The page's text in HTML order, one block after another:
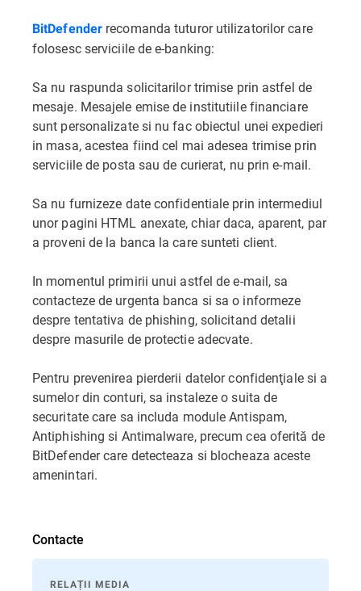
BitDefender recomanda tuturor utilizatorilor care
folosesc serviciile de e-banking:
Sa nu raspunda solicitarilor trimise prin astfel de
mesaje. Mesajele emise de institutiile financiare
sunt personalizate si nu fac obiectul unei expedieri
in masa, acestea fiind cel mai adesea trimise prin
serviciile de posta sau de curierat, nu prin e-mail.
Sa nu furnizeze date confidentiale prin intermediul
unor pagini HTML anexate, chiar daca, aparent, par
a proveni de la banca la care sunteti client.
In momentul primirii unui astfel de e-mail, sa
contacteze de urgenta banca si sa o informeze
despre tentativa de phishing, solicitand detalii
despre masurile de protectie adecvate.
Pentru prevenirea pierderii datelor confidenţiale si a
sumelor din conturi, sa instaleze o suita de
securitate care sa includa module Antispam,
Antiphishing si Antimalware, precum cea oferită de
BitDefender care detecteaza si blocheaza aceste
amenintari.
Contacte
RELAȚII MEDIA